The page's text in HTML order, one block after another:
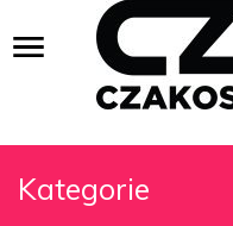
Kategorie